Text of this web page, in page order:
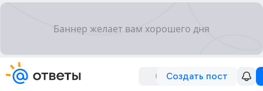
Создать пост